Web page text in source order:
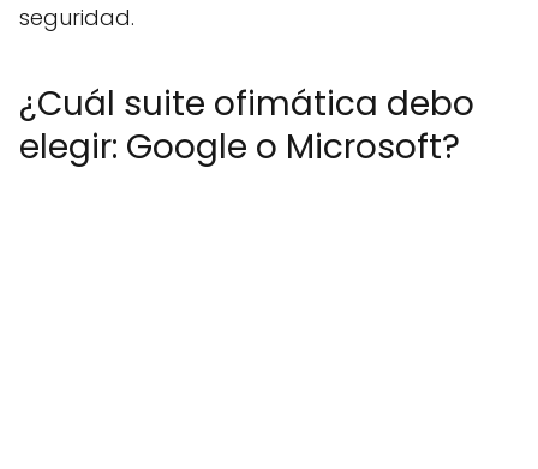
seguridad.
¿Cuál suite ofimática debo
elegir: Google o Microsoft?